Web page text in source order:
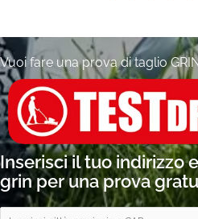
Vuoi fare una prova di taglio
Inserisci il tuo indirizzo
grin per una prova